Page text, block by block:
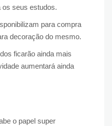
os seus estudos.
para compra
decoração do mesmo.
ficarão ainda mais
aumentará ainda
o papel super